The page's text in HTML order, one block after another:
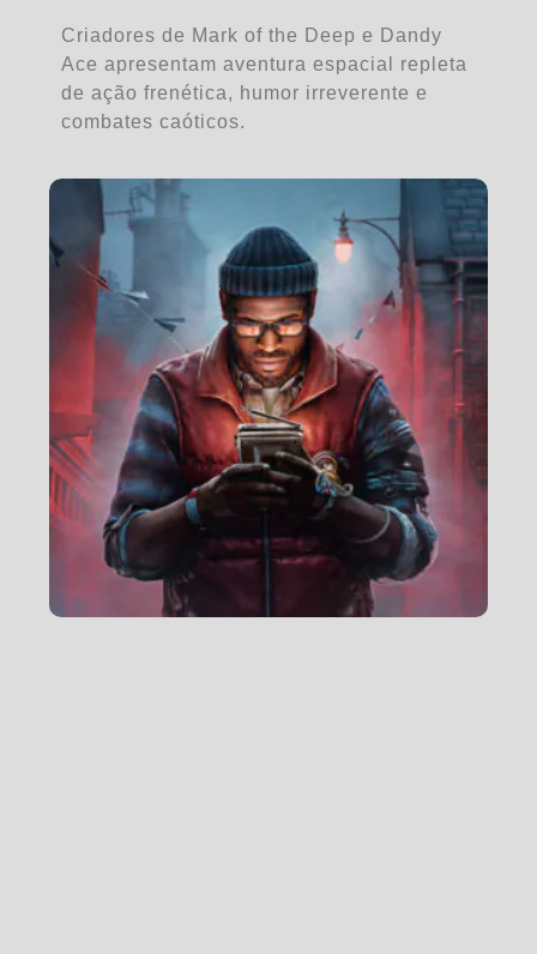
Criadores de Mark of the Deep e Dandy
Ace apresentam aventura espacial repleta
de ação frenética, humor irreverente e
combates caóticos.